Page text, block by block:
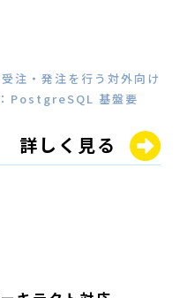
注・発注を行う対外向け
PostgreSQL 基盤要
詳しく見る